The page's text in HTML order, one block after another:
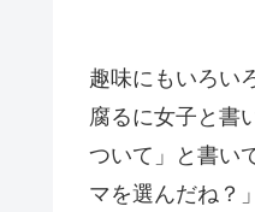
趣味にもいろい
腐るに女子と書
ついて」と書い
マを選んだね？」